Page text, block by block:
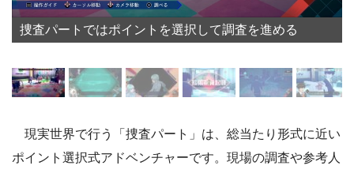
捜査パートではポイントを選択して調査を進める
現実世界で行う「捜査パート」は、総当たり形式に近い
ポイント選択式アドベンチャーです。現場の調査や参考人